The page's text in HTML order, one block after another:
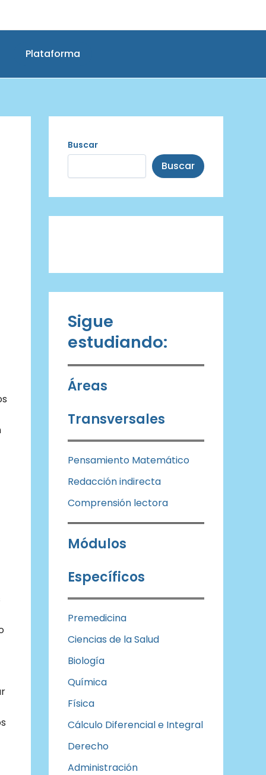
Plataforma
Buscar
Buscar
Sigue
estudiando:
Áreas
Transversales
Pensamiento Matemático
Redacción indirecta
Comprensión lectora
Módulos
Específicos
Premedicina
Ciencias de la Salud
Biología
Química
Física
Cálculo Diferencial e Integral
Derecho
Administración